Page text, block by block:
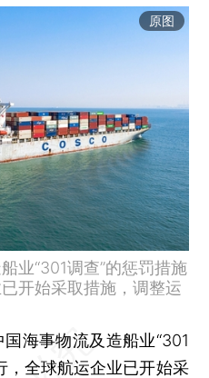
原图
业“301调查”的惩罚措施
开始采取措施，调整运
国海事物流及造船业“301
，全球航运企业已开始采